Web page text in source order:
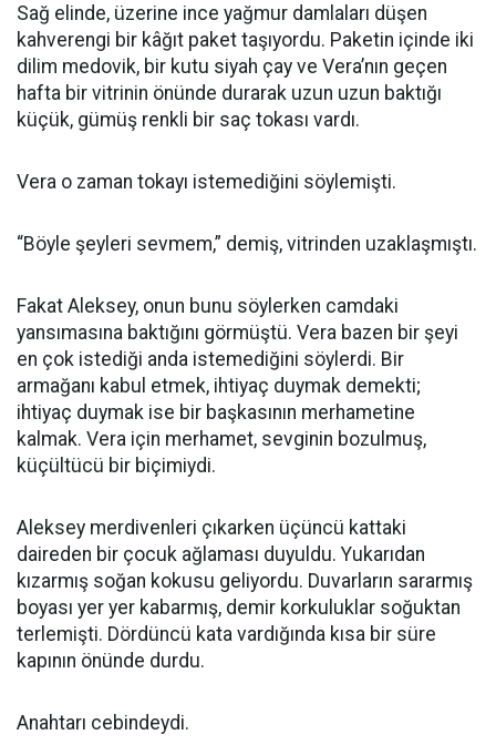
Sağ elinde, üzerine ince yağmur damlaları düşen
kahverengi bir kâğıt paket taşıyordu. Paketin içinde iki
dilim medovik, bir kutu siyah çay ve Vera’nın geçen
hafta bir vitrinin önünde durarak uzun uzun baktığı
küçük, gümüş renkli bir saç tokası vardı.
Vera o zaman tokayı istemediğini söylemişti.
“Böyle şeyleri sevmem,” demiş, vitrinden uzaklaşmıştı.
Fakat Aleksey, onun bunu söylerken camdaki
yansımasına baktığını görmüştü. Vera bazen bir şeyi
en çok istediği anda istemediğini söylerdi. Bir
armağanı kabul etmek, ihtiyaç duymak demekti;
ihtiyaç duymak ise bir başkasının merhametine
kalmak. Vera için merhamet, sevginin bozulmuş,
küçültücü bir biçimiydi.
Aleksey merdivenleri çıkarken üçüncü kattaki
daireden bir çocuk ağlaması duyuldu. Yukarıdan
kızarmış soğan kokusu geliyordu. Duvarların sararmış
boyası yer yer kabarmış, demir korkuluklar soğuktan
terlemişti. Dördüncü kata vardığında kısa bir süre
kapının önünde durdu.
Anahtarı cebindeydi.